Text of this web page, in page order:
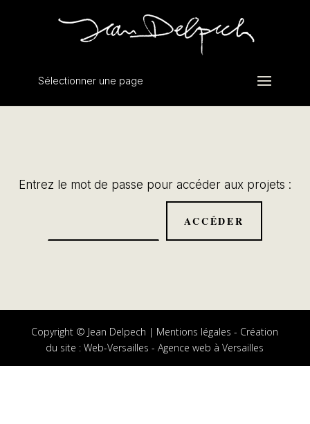
Sélectionner une page
Entrez le mot de passe pour accéder aux projets :
Copyright © Jean Delpech | Mentions légales - Création
du site :Web-Versailles - Agence web à Versailles